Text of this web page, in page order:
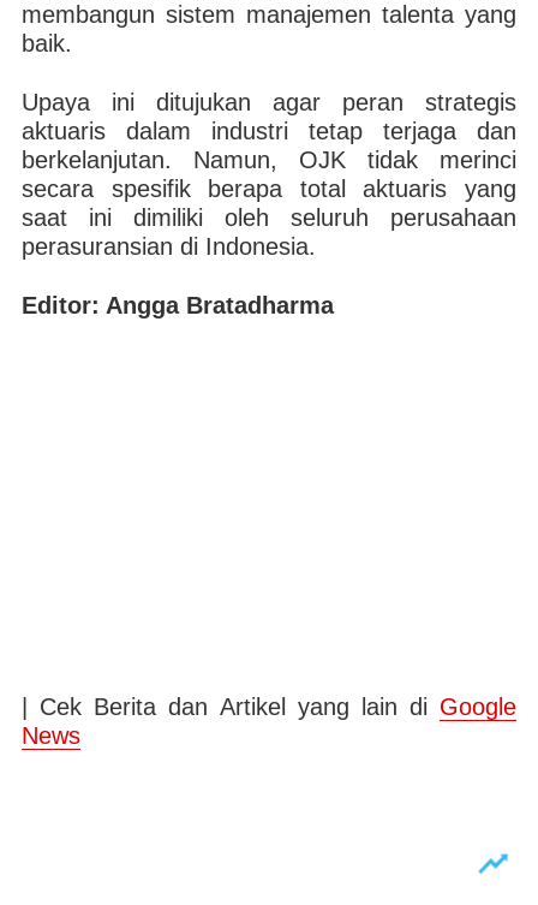
membangun sistem manajemen talenta yang
baik.
Upaya ini ditujukan agar peran strategis
aktuaris dalam industri tetap terjaga dan
berkelanjutan. Namun, OJK tidak merinci
secara spesifik berapa total aktuaris yang
saat ini dimiliki oleh seluruh perusahaan
perasuransian di Indonesia.
Editor: Angga Bratadharma
| Cek Berita dan Artikel yang lain di Google
News